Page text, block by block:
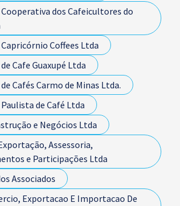
Cooperativa dos Cafeicultores do
Coffees Ltda
Cafe Guaxupé Ltda
Cafés Carmo de Minas Ltda.
de Café Ltda
e Negócios Ltda
Assessoria,
e Participações Ltda
Associados
Exportacao E Importacao De